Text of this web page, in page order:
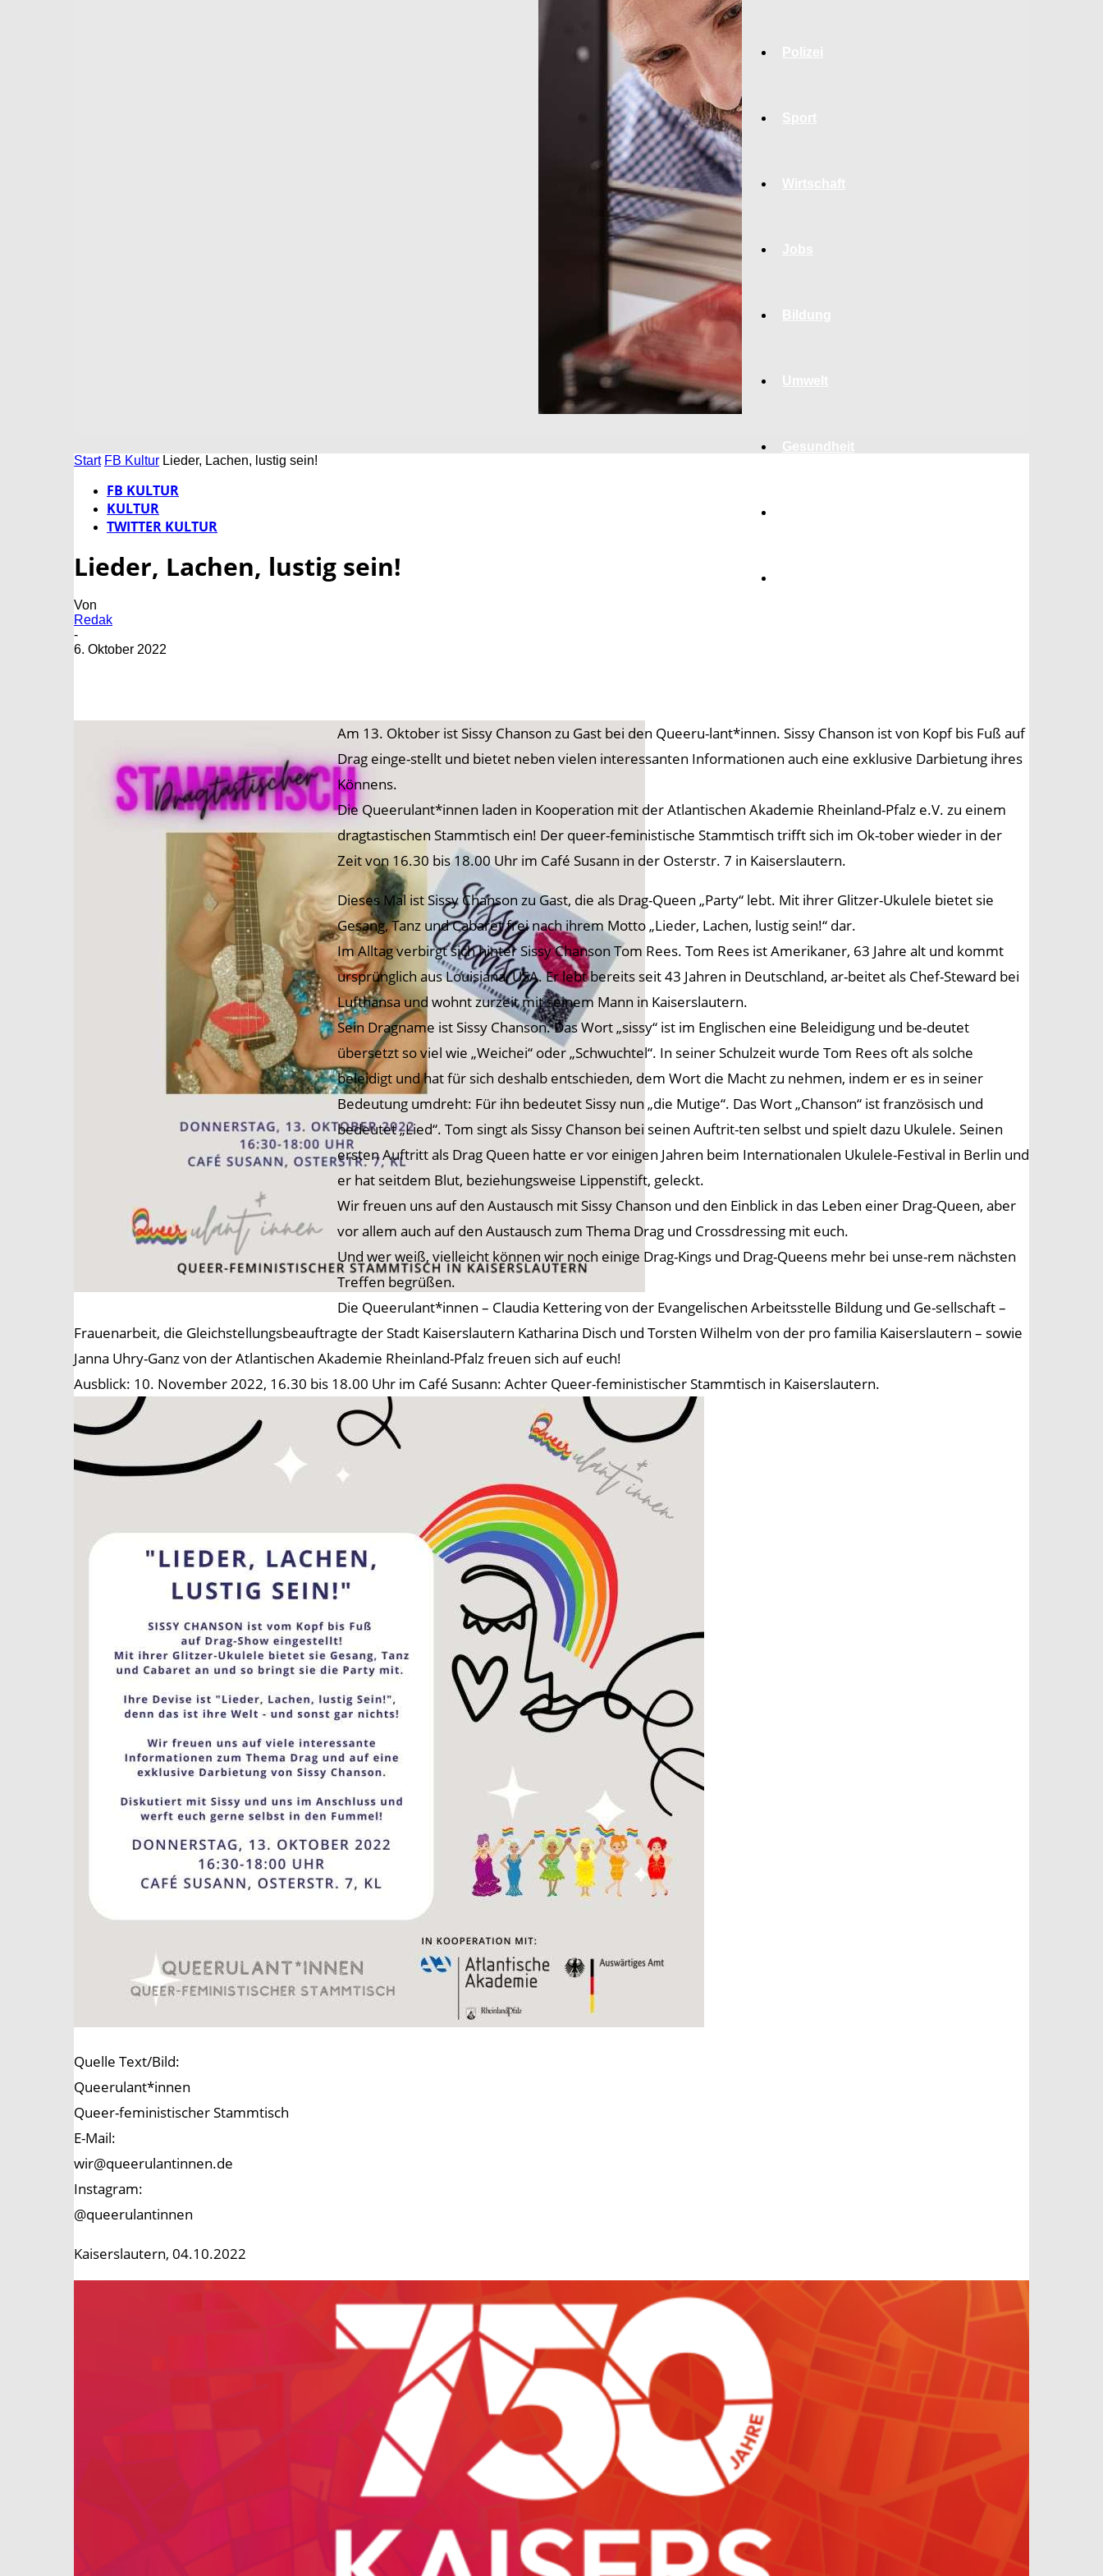
Gesundheit
Start FB Kultur Lieder, Lachen, lustig sein!
FB KULTUR
KULTUR
TWITTER KULTUR
Lieder, Lachen, lustig sein!
Von
Redak
-
6. Oktober 2022
Am 13. Oktober ist Sissy Chanson zu Gast bei den Queeru-lant*innen. Sissy Chanson ist von Kopf bis Fuß auf
Drag einge-stellt und bietet neben vielen interessanten Informationen auch eine exklusive Darbietung ihres
Könnens.
Die Queerulant*innen laden in Kooperation mit der Atlantischen Akademie Rheinland-Pfalz e.V. zu einem
dragtastischen Stammtisch ein! Der queer-feministische Stammtisch trifft sich im Ok-tober wieder in der
Zeit von 16.30 bis 18.00 Uhr im Café Susann in der Osterstr. 7 in Kaiserslautern.
Dieses Mal ist Sissy Chanson zu Gast, die als Drag-Queen „Party“ lebt. Mit ihrer Glitzer-Ukulele bietet sie
Gesang, Tanz und Cabaret frei nach ihrem Motto „Lieder, Lachen, lustig sein!“ dar.
Im Alltag verbirgt sich hinter Sissy Chanson Tom Rees. Tom Rees ist Amerikaner, 63 Jahre alt und kommt
ursprünglich aus Louisiana, USA. Er lebt bereits seit 43 Jahren in Deutschland, ar-beitet als Chef-Steward bei
Lufthansa und wohnt zurzeit mit seinem Mann in Kaiserslautern.
Sein Dragname ist Sissy Chanson. Das Wort „sissy“ ist im Englischen eine Beleidigung und be-deutet
übersetzt so viel wie „Weichei“ oder „Schwuchtel“. In seiner Schulzeit wurde Tom Rees oft als solche
beleidigt und hat für sich deshalb entschieden, dem Wort die Macht zu nehmen, indem er es in seiner
Bedeutung umdreht: Für ihn bedeutet Sissy nun „die Mutige“. Das Wort „Chanson“ ist französisch und
bedeutet „Lied“. Tom singt als Sissy Chanson bei seinen Auftrit-ten selbst und spielt dazu Ukulele. Seinen
ersten Auftritt als Drag Queen hatte er vor einigen Jahren beim Internationalen Ukulele-Festival in Berlin und
er hat seitdem Blut, beziehungsweise Lippenstift, geleckt.
Wir freuen uns auf den Austausch mit Sissy Chanson und den Einblick in das Leben einer Drag-Queen, aber
vor allem auch auf den Austausch zum Thema Drag und Crossdressing mit euch.
Und wer weiß, vielleicht können wir noch einige Drag-Kings und Drag-Queens mehr bei unse-rem nächsten
Treffen begrüßen.
Die Queerulant*innen – Claudia Kettering von der Evangelischen Arbeitsstelle Bildung und Ge-sellschaft –
Frauenarbeit, die Gleichstellungsbeauftragte der Stadt Kaiserslautern Katharina Disch und Torsten Wilhelm von der pro familia Kaiserslautern – sowie
Janna Uhry-Ganz von der Atlantischen Akademie Rheinland-Pfalz freuen sich auf euch!
Ausblick: 10. November 2022, 16.30 bis 18.00 Uhr im Café Susann: Achter Queer-feministischer Stammtisch in Kaiserslautern.
Quelle Text/Bild:
Queerulant*innen
Queer-feministischer Stammtisch
E-Mail:
wir@queerulantinnen.de
Instagram:
@queerulantinnen
Kaiserslautern, 04.10.2022